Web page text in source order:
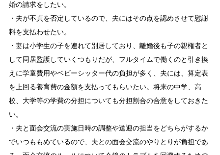
婚の請求をしたい。
・夫が不貞を否定しているので、夫にはその点を認めさせて慰謝
料を支払わせたい。
・妻は小学生の子を連れて別居しており、離婚後も子の親権者と
して同居監護していくつもりだが、フルタイムで働くのと引き換
えに学童費用やベビーシッター代の負担が多く、夫には、算定表
を上回る養育費の金額を支払ってもらいたい。将来の中学、高
校、大学等の学費の分担についても分担割合の合意をしておきた
い。
・夫と面会交流の実施日時の調整や送迎の担当をどちらがするか
でいつももめているので、夫との面会交流のやりとりが負担であ